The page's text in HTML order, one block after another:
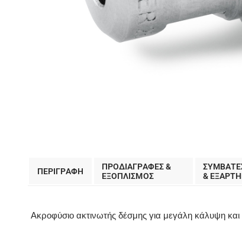
ΠΕΡΙΓΡΑΦΗ
ΠΡΟΔΙΑΓΡΑΦΕΣ &
EΞΟΠΛΙΣΜΟΣ
&
Ακροφύσιο ακτινωτής δέσμης για μεγάλη κάλυψη και